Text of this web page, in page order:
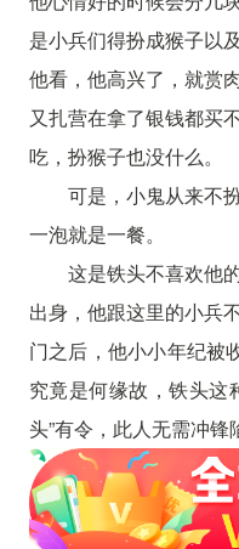
是小兵们得扮成猴子以
他看，他高兴了，就赏
又扎营在拿了银钱都买
吃，扮猴子也没什么。
可是，小鬼从来不
一泡就是一餐。
这是铁头不喜欢他
出身，他跟这里的小兵
门之后，他小小年纪被
究竟是何缘故，铁头这
头”有令，此人无需冲锋